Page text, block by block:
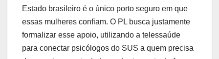
Estado brasileiro é o único porto seguro em que
essas mulheres confiam. O PL busca justamente
formalizar esse apoio, utilizando a telessaúde
para conectar psicólogos do SUS a quem precisa